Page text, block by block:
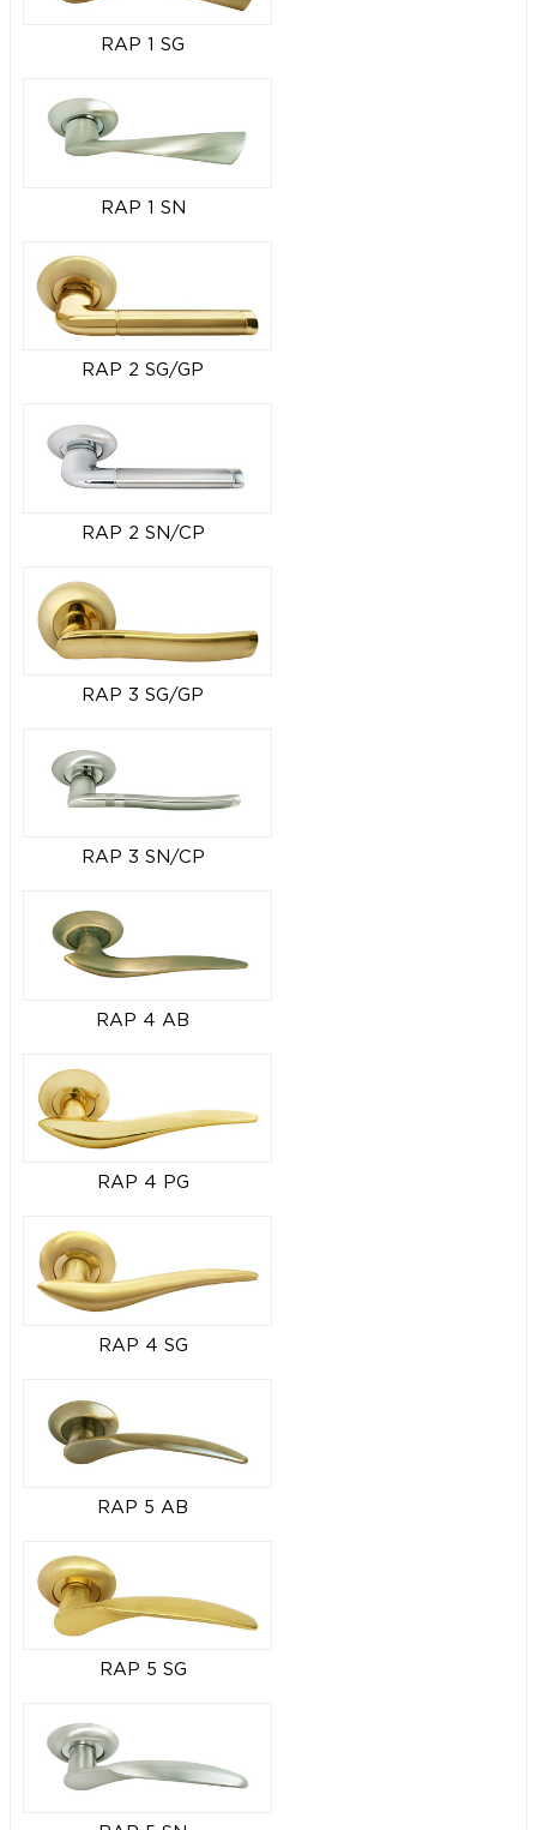
RAP 1 SG
RAP 1 SN
RAP 2 SG/GP
RAP 2 SN/CP
RAP 3 SG/GP
RAP 3 SN/CP
RAP 4 AB
RAP 4 PG
RAP 4 SG
RAP 5 AB
RAP 5 SG